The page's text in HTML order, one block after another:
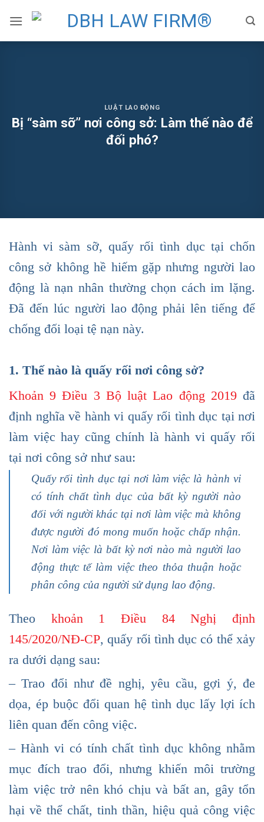
LUẬT LAO ĐỘNG
Bị “sàm sỡ” nơi công sở: Làm thế nào để
đối phó?
Hành vi sàm sỡ, quấy rối tình dục tại chốn
công sở không hề hiếm gặp nhưng người lao
động là nạn nhân thường chọn cách im lặng.
Đã đến lúc người lao động phải lên tiếng để
chống đối loại tệ nạn này.
1. Thế nào là quấy rối nơi công sở?
Khoản 9 Điều 3 Bộ luật Lao động 2019 đã
định nghĩa về hành vi quấy rối tình dục tại nơi
làm việc hay cũng chính là hành vi quấy rối
tại nơi công sở như sau:
Quấy rối tình dục tại nơi làm việc là hành vi
có tính chất tình dục của bất kỳ người nào
đối với người khác tại nơi làm việc mà không
được người đó mong muốn hoặc chấp nhận.
Nơi làm việc là bất kỳ nơi nào mà người lao
động thực tế làm việc theo thỏa thuận hoặc
phân công của người sử dụng lao động.
Theo khoản 1 Điều 84 Nghị định
145/2020/NĐ-CP, quấy rối tình dục có thể xảy
ra dưới dạng sau:
– Trao đổi như đề nghị, yêu cầu, gợi ý, đe
dọa, ép buộc đổi quan hệ tình dục lấy lợi ích
liên quan đến công việc.
– Hành vi có tính chất tình dục không nhằm
mục đích trao đổi, nhưng khiến môi trường
làm việc trở nên khó chịu và bất an, gây tổn
hại về thể chất, tinh thần, hiệu quả công việc